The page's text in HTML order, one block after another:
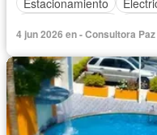
Área para niños
Acceso para personas
Seguridad
Piscina
4 jun 2026 en - Consultora